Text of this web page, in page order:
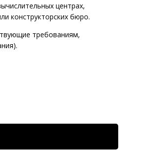
центрах,
конструкторских бюро.
требованиям,